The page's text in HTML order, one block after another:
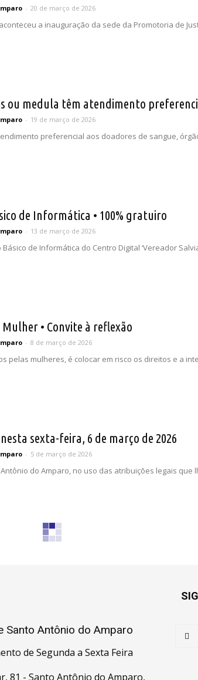
- 20 de março de 2026
a inauguração da sede da Promotoria de
ou medula têm atendimento
- 19 de março de 2026
preferencial aos doadores de sangue,
de Informática • 100% gratuiro
- 13 de março de 2026
de Informática do Centro Digital ‘Vereador
• Convite à reflexão
- 8 de março de 2026
pelas mulheres, é colocar em risco os direitos e a
sexta-feira, 6 de março de 2026
- 5 de março de 2026
do Amparo, no uso das atribuições legais
Santo Antônio do Amparo
de Segunda a Sexta Feira
81 - Santo Antônio do Amparo,